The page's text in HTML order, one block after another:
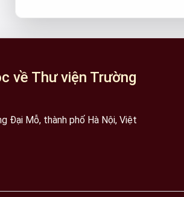
về Thư viện Trường
Đại Mỗ, thành phố Hà Nội, Việt